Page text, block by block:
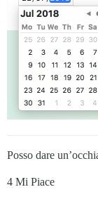
Posso dare
4 Mi Piace